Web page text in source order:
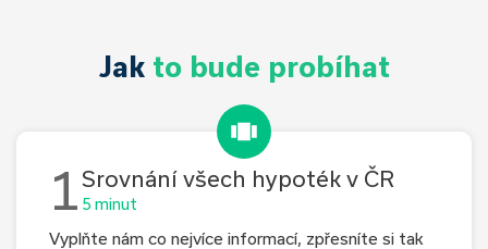
Jak to bude probíhat
1Srovnání všech hypoték v ČR
5 minut
Vyplňte nám co nejvíce informací, zpřesníte si tak